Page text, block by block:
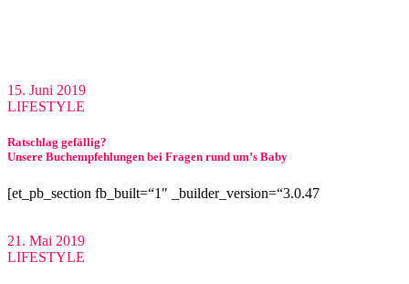
15. Juni 2019
LIFESTYLE
Ratschlag gefällig?
Unsere Buchempfehlungen bei Fragen rund um’s Baby
[et_pb_section fb_built=“1″ _builder_version=“3.0.47
21. Mai 2019
LIFESTYLE